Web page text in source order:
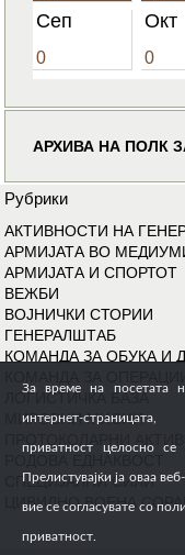
Сеп
0
Окт
0
АРХИВА НА ПОЛК
Рубрики
АКТИВНОСТИ НА
АРМИЈАТА ВО
АРМИЈАТА И СПОРТОТ
ВЕЖБИ
ВОЈНИЧКИ СТОРИИ
ГЕНЕРАЛШТАБ
КОМАНДА ЗА ОБУКА И
ЛОГИСТИЧКА БАЗА
МИРОВНИ МИСИИ
СПЕЦИЈАЛНИ СИЛИ
ЦИВИЛНО ВОЕНА
За време на посетата
интернет-
приватност целосно се
Прелистувајќи ја оваа
вие се согласувате со
приватност.